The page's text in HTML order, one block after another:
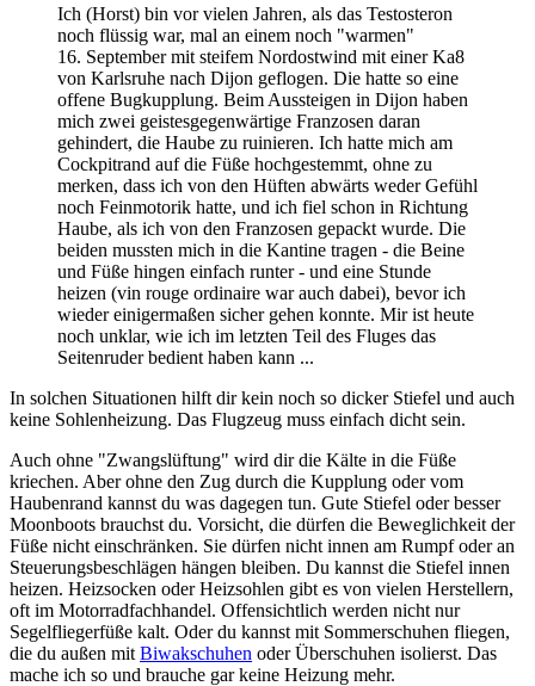
Ich (Horst) bin vor vielen Jahren, als das Testosteron
noch flüssig war, mal an einem noch "warmen"
16. September mit steifem Nordostwind mit einer Ka8
von Karlsruhe nach Dijon geflogen. Die hatte so eine
offene Bugkupplung. Beim Aussteigen in Dijon haben
mich zwei geistesgegenwärtige Franzosen daran
gehindert, die Haube zu ruinieren. Ich hatte mich am
Cockpitrand auf die Füße hochgestemmt, ohne zu
merken, dass ich von den Hüften abwärts weder Gefühl
noch Feinmotorik hatte, und ich fiel schon in Richtung
Haube, als ich von den Franzosen gepackt wurde. Die
beiden mussten mich in die Kantine tragen - die Beine
und Füße hingen einfach runter - und eine Stunde
heizen (vin rouge ordinaire war auch dabei), bevor ich
wieder einigermaßen sicher gehen konnte. Mir ist heute
noch unklar, wie ich im letzten Teil des Fluges das
Seitenruder bedient haben kann ...
In solchen Situationen hilft dir kein noch so dicker Stiefel und auch
keine Sohlenheizung. Das Flugzeug muss einfach dicht sein.
Auch ohne "Zwangslüftung" wird dir die Kälte in die Füße
kriechen. Aber ohne den Zug durch die Kupplung oder vom
Haubenrand kannst du was dagegen tun. Gute Stiefel oder besser
Moonboots brauchst du. Vorsicht, die dürfen die Beweglichkeit der
Füße nicht einschränken. Sie dürfen nicht innen am Rumpf oder an
Steuerungsbeschlägen hängen bleiben. Du kannst die Stiefel innen
heizen. Heizsocken oder Heizsohlen gibt es von vielen Herstellern,
oft im Motorradfachhandel. Offensichtlich werden nicht nur
Segelfliegerfüße kalt. Oder du kannst mit Sommerschuhen fliegen,
die du außen mit Biwakschuhen oder Überschuhen isolierst. Das
mache ich so und brauche gar keine Heizung mehr.